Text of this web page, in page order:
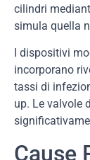
cilindri
simula quella
I dispositivi
incorporano
tassi di
up. Le valvole
Cause